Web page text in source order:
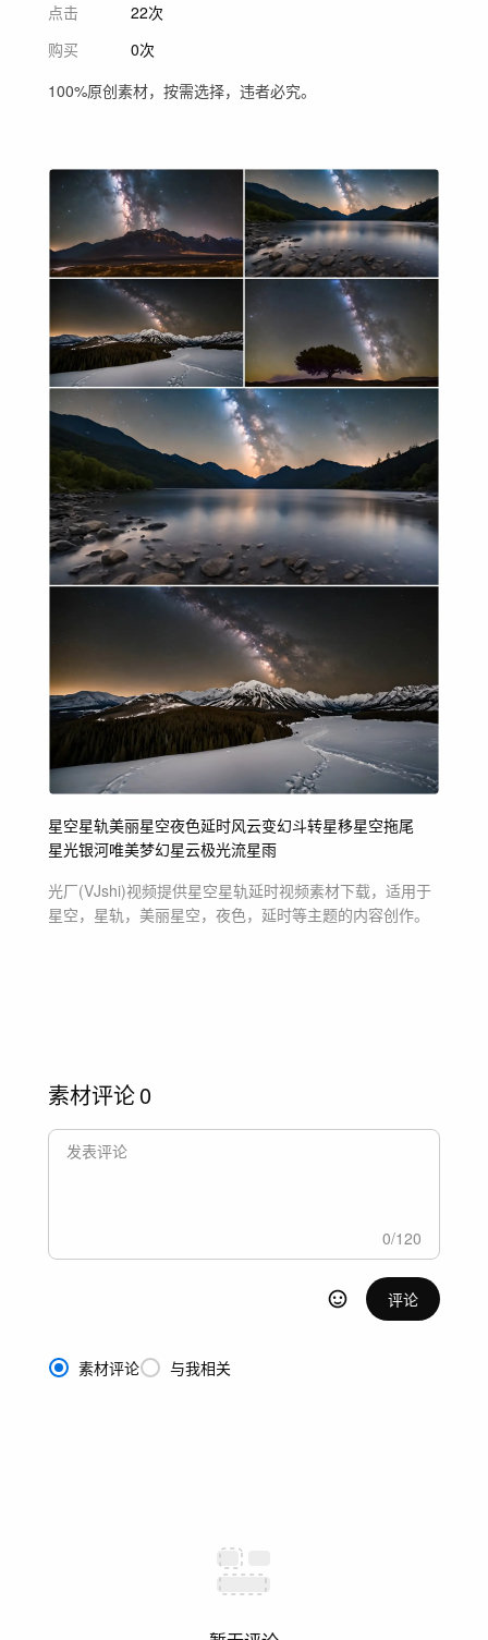
点击
22次
购买
0次
100%原创素材，按需选择，违者必究。
星空星轨美丽星空夜色延时风云变幻斗转星移星空拖尾
星光银河唯美梦幻星云极光流星雨
光厂(VJshi)视频提供星空星轨延时视频素材下载，适用于
星空，星轨，美丽星空，夜色，延时等主题的内容创作。
素材评论0
0/120
评论
素材评论 与我相关